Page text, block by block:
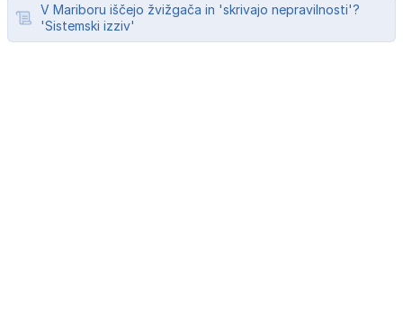
V Mariboru iščejo žvižgača in 'skrivajo nepravilnosti'?
'Sistemski izziv'